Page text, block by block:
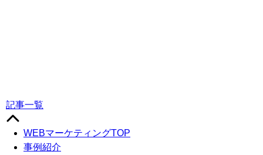
記事一覧
WEBマーケティングTOP
事例紹介